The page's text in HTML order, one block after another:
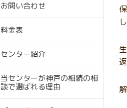
お問い合わせ
料金表
センター紹介
当センターが神戸の相続の相
談で選ばれる理由